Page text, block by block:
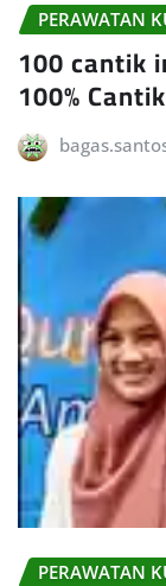
PERAWATAN
100 cantik
100%
PERAWATAN